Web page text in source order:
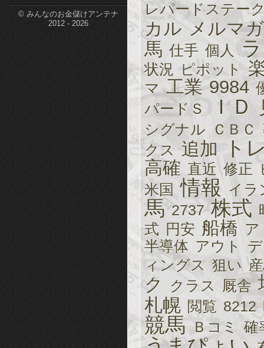
© みんなのお金儲けアンテナ
2012 - 2026
レパードステー
カル メルマガ
馬 仕手 個人
状況 ピポット
マ 工業 9984
パードＳ
ＩＤ
シグナル ＣＢＣ
クス 追加 ト
高確 直近 修正
米国 情報 イラ
馬 2737 株式
式 円安 船橋 ア
半導体 アウト
ィングス 狙い
ク クラス 厩舎
札幌 閲覧 8212
競馬 Ｂコミ 確